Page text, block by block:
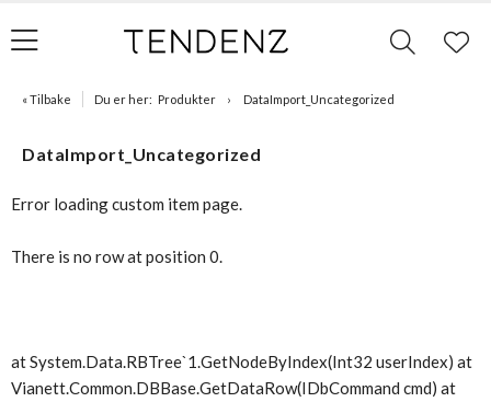
« Tilbake Du er her: Produkter DataImport_Uncategorized
DataImport_Uncategorized
Error loading custom item page.
There is no row at position 0.
at System.Data.RBTree`1.GetNodeByIndex(Int32 userIndex) at
Vianett.Common.DBBase.GetDataRow(IDbCommand cmd) at